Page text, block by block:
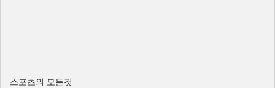
스포츠의 모든것